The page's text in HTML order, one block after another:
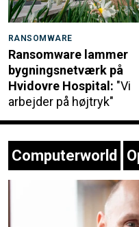
RANSOMWARE
Ransomware lammer
bygningsnetværk på
Hvidovre Hospital: "Vi
arbejder på højtryk"
Computerworld